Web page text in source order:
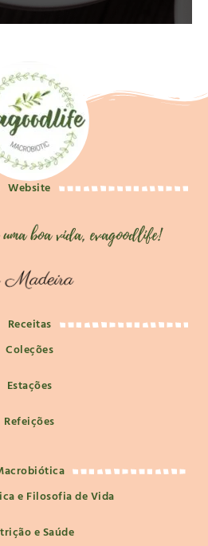
Website
Receitas
Coleções
Estações
Refeições
e Filosofia de Vida
e Saúde